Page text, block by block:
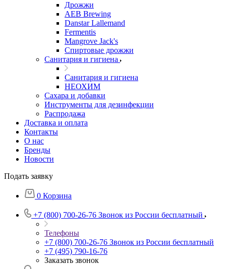
Дрожжи
AEB Brewing
Danstar Lallemand
Fermentis
Mangrove Jack's
Спиртовые дрожжи
Санитария и гигиена
Санитария и гигиена
НЕОХИМ
Сахара и добавки
Инструменты для дезинфекции
Распродажа
Доставка и оплата
Контакты
О нас
Бренды
Новости
Подать заявку
0 Корзина
+7 (800) 700-26-76 Звонок из России бесплатный
Телефоны
+7 (800) 700-26-76 Звонок из России бесплатный
+7 (495) 790-16-76
Заказать звонок